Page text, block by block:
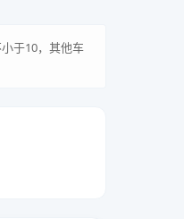
于10，其他车